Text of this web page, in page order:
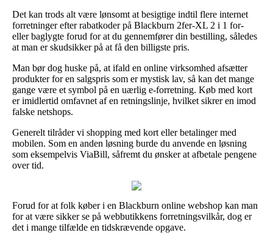
Det kan trods alt være lønsomt at besigtige indtil flere internet
forretninger efter rabatkoder på Blackburn 2fer-XL 2 i 1 for-
eller baglygte forud for at du gennemfører din bestilling, således
at man er skudsikker på at få den billigste pris.
Man bør dog huske på, at ifald en online virksomhed afsætter
produkter for en salgspris som er mystisk lav, så kan det mange
gange være et symbol på en uærlig e-forretning. Køb med kort
er imidlertid omfavnet af en retningslinje, hvilket sikrer en imod
falske netshops.
Generelt tilråder vi shopping med kort eller betalinger med
mobilen. Som en anden løsning burde du anvende en løsning
som eksempelvis ViaBill, såfremt du ønsker at afbetale pengene
over tid.
Forud for at folk køber i en Blackburn online webshop kan man
for at være sikker se på webbutikkens forretningsvilkår, dog er
det i mange tilfælde en tidskrævende opgave.